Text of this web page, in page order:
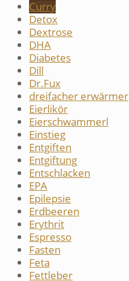
Curry
Detox
Dextrose
DHA
Diabetes
Dill
Dr.Fux
dreifacher erwärmer
Eierlikör
Eierschwammerl
Einstieg
Entgiften
Entgiftung
Entschlacken
EPA
Epilepsie
Erdbeeren
Erythrit
Espresso
Fasten
Feta
Fettleber